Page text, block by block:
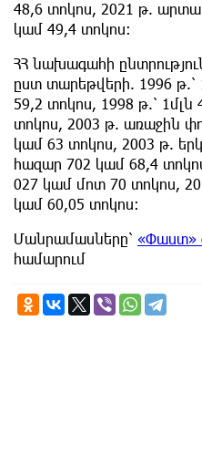
48,6 տոկոս, 2021 թ.
կամ 49,4 տոկոս:
ՀՀ նախագահի
ըստ տարեթվերի. 1996
59,2 տոկոս, 1998 թ.՝
տոկոս, 2003 թ. առաջին
կամ 63 տոկոս, 2003 թ.
հազար 702 կամ 68,4
027 կամ մոտ 70 տոկոս,
կամ 60,05 տոկոս:
Մանրամասները՝ «Փաստ»
համարում